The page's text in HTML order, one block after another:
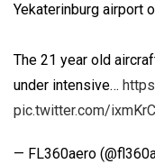
Yekaterinburg airport
The 21 year old
under intensive…
pic.twitter.com/
— FL360aero